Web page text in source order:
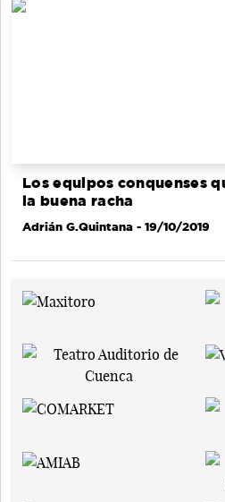
Los equipos conquenses
la buena racha
Adrián G.Quintana - 19/10/2019